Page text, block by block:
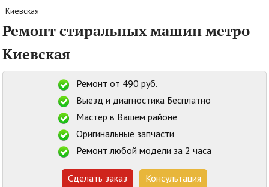
Киевская
Ремонт стиральных машин метро
Киевская
Ремонт от 490 руб.
Выезд и диагностика Бесплатно
Мастер в Вашем районе
Оригинальные запчасти
Ремонт любой модели за 2 часа
Сделать заказ Консультация